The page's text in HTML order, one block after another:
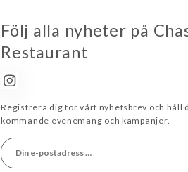
Följ alla nyheter på
Restaurant
Registrera dig för vårt nyhetsbrev och håll
kommande evenemang och kampanjer.